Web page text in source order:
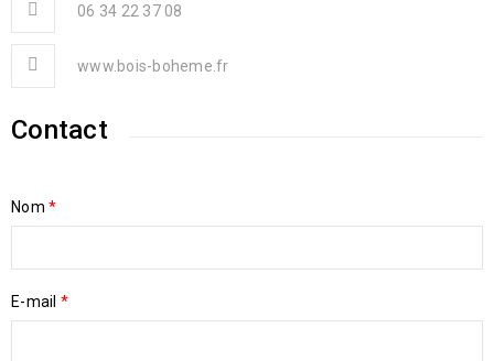
06 34 22 37 08
www.bois-boheme.fr
Contact
Nom *
E-mail *